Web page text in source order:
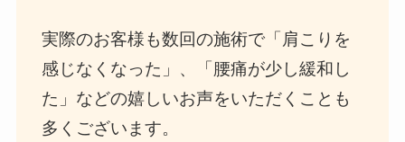
実際のお客様も数回の施術で「肩こりを
感じなくなった」、「腰痛が少し緩和し
た」などの嬉しいお声をいただくことも
多くございます。